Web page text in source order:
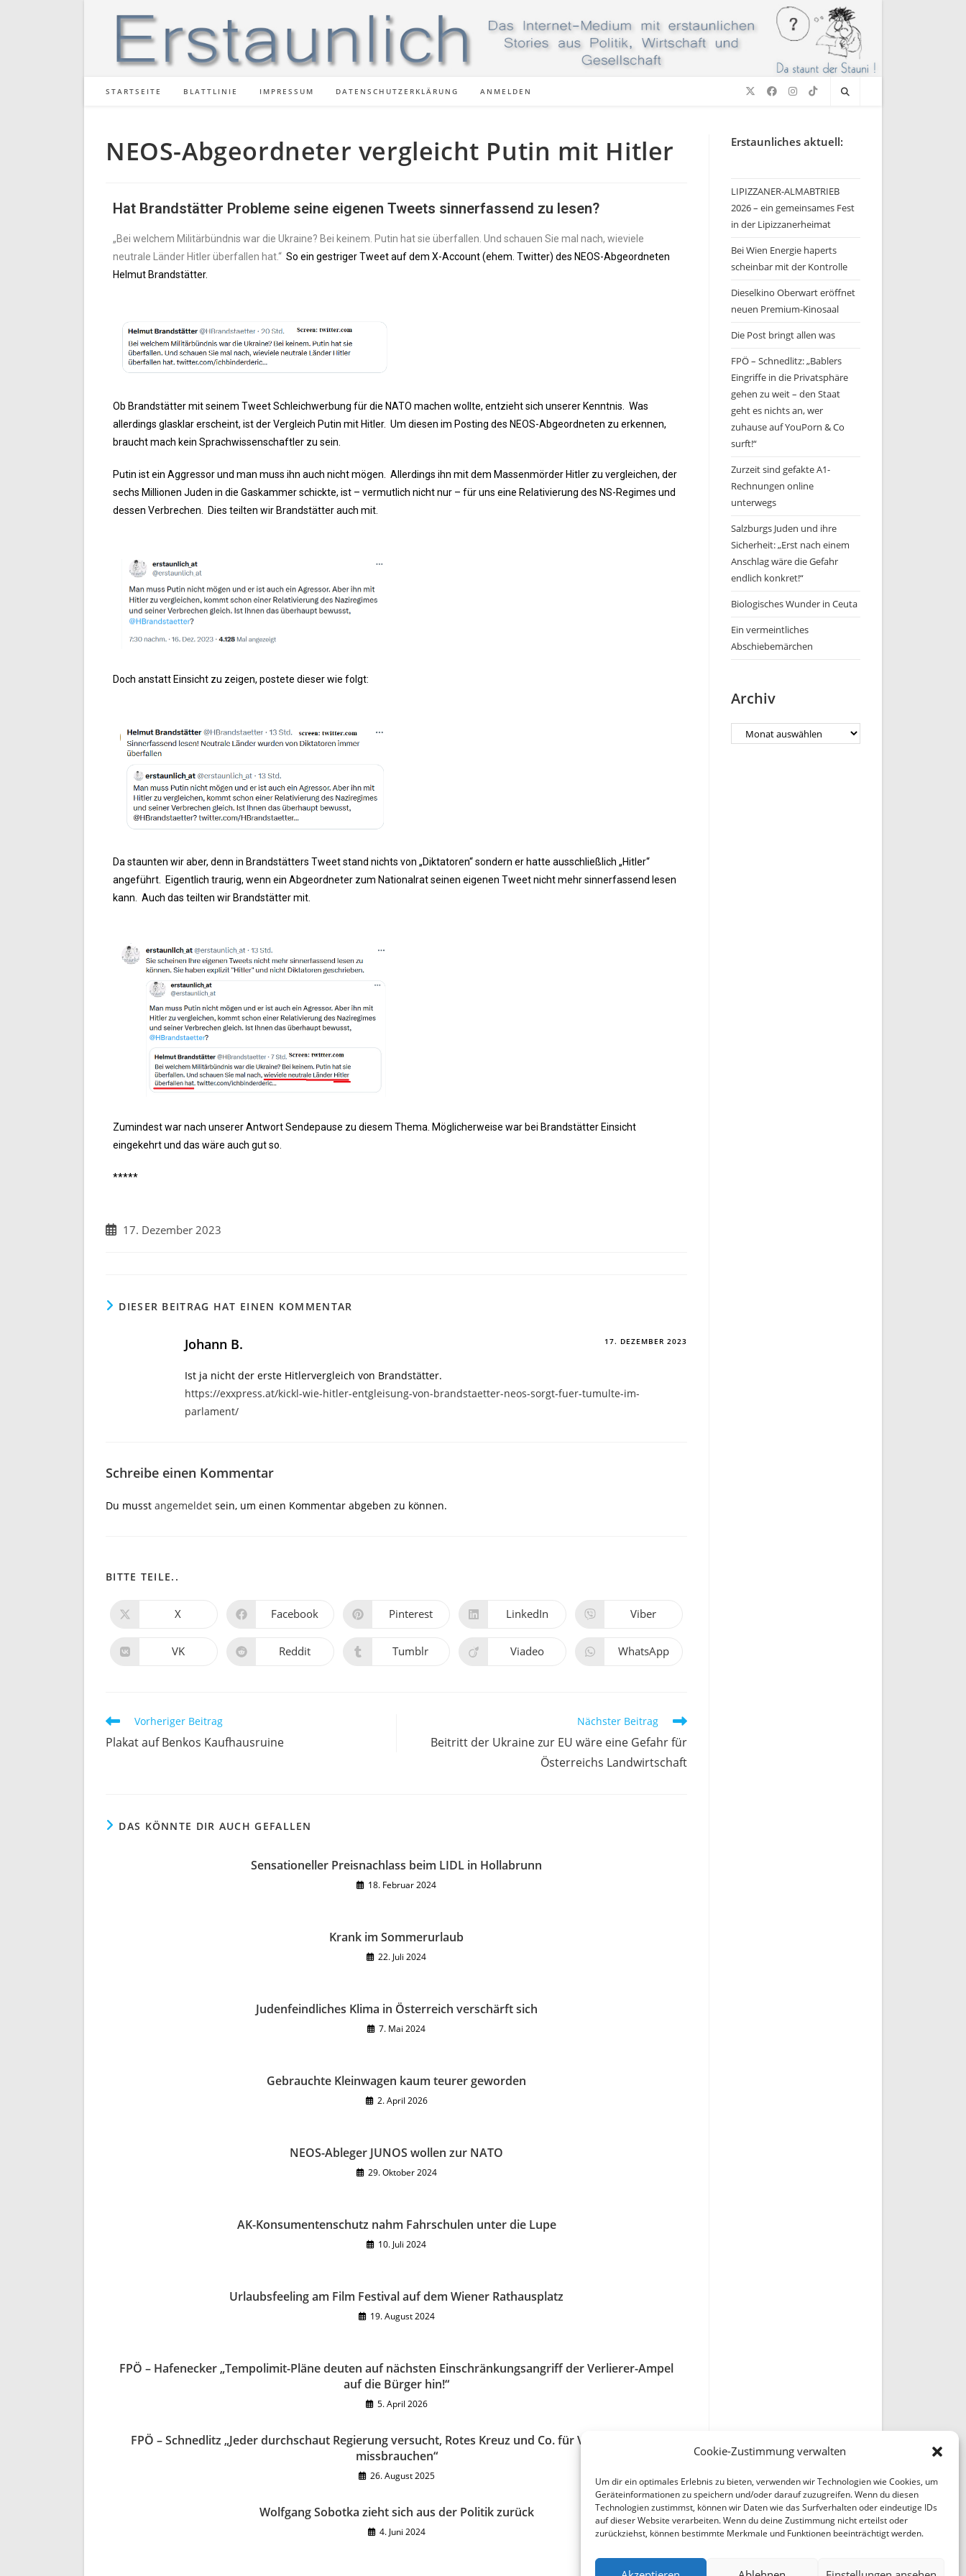
Cookie-Zustimmung verwalten
Um dir ein optimales Erlebnis zu bieten, verwenden wir Technologien wie Cookies, um
Geräteinformationen zu speichern und/oder darauf zuzugreifen. Wenn du diesen
Technologien zustimmst, können wir Daten wie das Surfverhalten oder eindeutige IDs
auf dieser Website verarbeiten. Wenn du deine Zustimmung nicht erteilst oder
zurückziehst, können bestimmte Merkmale und Funktionen beeinträchtigt werden.
STARTSEITE BLATTLINIE IMPRESSUM DATENSCHUTZERKLÄRUNG ANMELDEN
NEOS-Abgeordneter vergleicht Putin mit Hitler
Hat Brandstätter Probleme seine eigenen Tweets sinnerfassend zu lesen?
„Bei welchem Militärbündnis war die Ukraine? Bei keinem. Putin hat sie überfallen. Und schauen Sie mal nach, wieviele
neutrale Länder Hitler überfallen hat.“ So ein gestriger Tweet auf dem X-Account (ehem. Twitter) des NEOS-Abgeordneten
Helmut Brandstätter.
Ob Brandstätter mit seinem Tweet Schleichwerbung für die NATO machen wollte, entzieht sich unserer Kenntnis. Was
allerdings glasklar erscheint, ist der Vergleich Putin mit Hitler. Um diesen im Posting des NEOS-Abgeordneten zu erkennen,
braucht mach kein Sprachwissenschaftler zu sein.
Putin ist ein Aggressor und man muss ihn auch nicht mögen. Allerdings ihn mit dem Massenmörder Hitler zu vergleichen, der
sechs Millionen Juden in die Gaskammer schickte, ist – vermutlich nicht nur – für uns eine Relativierung des NS-Regimes und
dessen Verbrechen. Dies teilten wir Brandstätter auch mit.
Doch anstatt Einsicht zu zeigen, postete dieser wie folgt:
Da staunten wir aber, denn in Brandstätters Tweet stand nichts von „Diktatoren“ sondern er hatte ausschließlich „Hitler“
angeführt. Eigentlich traurig, wenn ein Abgeordneter zum Nationalrat seinen eigenen Tweet nicht mehr sinnerfassend lesen
kann. Auch das teilten wir Brandstätter mit.
Zumindest war nach unserer Antwort Sendepause zu diesem Thema. Möglicherweise war bei Brandstätter Einsicht
eingekehrt und das wäre auch gut so.
*****
17. Dezember 2023
DIESER BEITRAG HAT EINEN KOMMENTAR
Johann B. 17. DEZEMBER 2023
Ist ja nicht der erste Hitlervergleich von Brandstätter.
https://exxpress.at/kickl-wie-hitler-entgleisung-von-brandstaetter-neos-sorgt-fuer-tumulte-im-
parlament/
Schreibe einen Kommentar
Du musst angemeldet sein, um einen Kommentar abgeben zu können.
BITTE TEILE..
X Facebook Pinterest LinkedIn Viber
VK Reddit Tumblr Viadeo WhatsApp
Vorheriger Beitrag
Plakat auf Benkos Kaufhausruine
Nächster Beitrag
Beitritt der Ukraine zur EU wäre eine Gefahr für
Österreichs Landwirtschaft
DAS KÖNNTE DIR AUCH GEFALLEN
Sensationeller Preisnachlass beim LIDL in Hollabrunn
18. Februar 2024
Krank im Sommerurlaub
22. Juli 2024
Judenfeindliches Klima in Österreich verschärft sich
7. Mai 2024
Gebrauchte Kleinwagen kaum teurer geworden
2. April 2026
NEOS-Ableger JUNOS wollen zur NATO
29. Oktober 2024
AK-Konsumentenschutz nahm Fahrschulen unter die Lupe
10. Juli 2024
Urlaubsfeeling am Film Festival auf dem Wiener Rathausplatz
19. August 2024
FPÖ – Hafenecker „Tempolimit-Pläne deuten auf nächsten Einschränkungsangriff der Verlierer-Ampel
auf die Bürger hin!“
5. April 2026
FPÖ – Schnedlitz „Jeder durchschaut Regierung versucht, Rotes Kreuz und Co. für Vertuschung zu
missbrauchen“
26. August 2025
Wolfgang Sobotka zieht sich aus der Politik zurück
4. Juni 2024
Erstaunliches aktuell:
LIPIZZANER-ALMABTRIEB
2026 – ein gemeinsames Fest
in der Lipizzanerheimat
Bei Wien Energie haperts
scheinbar mit der Kontrolle
Dieselkino Oberwart eröffnet
neuen Premium-Kinosaal
Die Post bringt allen was
FPÖ – Schnedlitz: „Bablers
Eingriffe in die Privatsphäre
gehen zu weit – den Staat
geht es nichts an, wer
zuhause auf YouPorn & Co
surft!“
Zurzeit sind gefakte A1-
Rechnungen online
unterwegs
Salzburgs Juden und ihre
Sicherheit: „Erst nach einem
Anschlag wäre die Gefahr
endlich konkret!“
Biologisches Wunder in Ceuta
Ein vermeintliches
Abschiebemärchen
Archiv